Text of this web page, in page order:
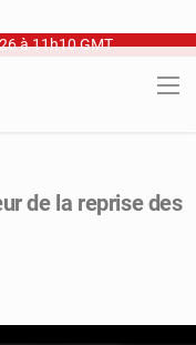
à 11h10 GMT
de la reprise des